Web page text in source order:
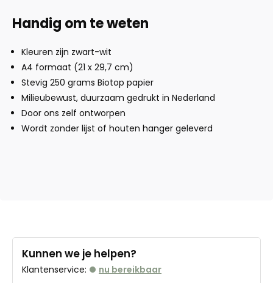
Handig om te weten
Kleuren zijn zwart-wit
A4 formaat (21 x 29,7 cm)
Stevig 250 grams Biotop papier
Milieubewust, duurzaam gedrukt in Nederland
Door ons zelf ontworpen
Wordt zonder lijst of houten hanger geleverd
Kunnen we je helpen?
Klantenservice: nu bereikbaar